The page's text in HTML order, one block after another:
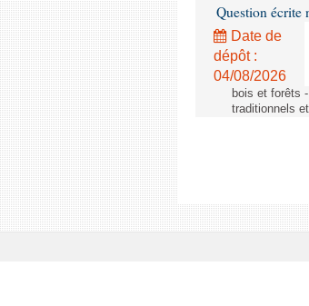
Question écrite
Date de
dépôt :
04/08/2026
bois et forêts
traditionnels